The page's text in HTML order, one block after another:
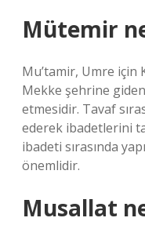
Mütemir
Mu’tamir, Umre
Mekke şehrine
etmesidir. Tavaf
ederek ibadetlerini
ibadeti sırasında
önemlidir.
Musallat